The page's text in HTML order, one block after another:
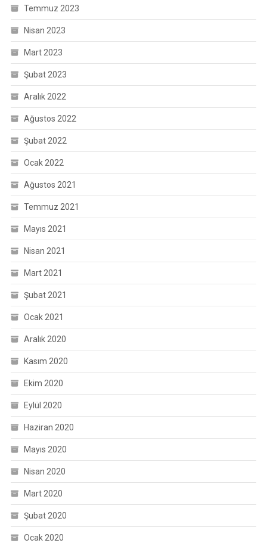
Temmuz 2023
Nisan 2023
Mart 2023
Şubat 2023
Aralık 2022
Ağustos 2022
Şubat 2022
Ocak 2022
Ağustos 2021
Temmuz 2021
Mayıs 2021
Nisan 2021
Mart 2021
Şubat 2021
Ocak 2021
Aralık 2020
Kasım 2020
Ekim 2020
Eylül 2020
Haziran 2020
Mayıs 2020
Nisan 2020
Mart 2020
Şubat 2020
Ocak 2020